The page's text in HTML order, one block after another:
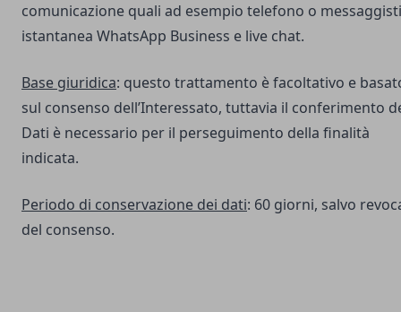
comunicazione quali ad esempio telefono o
istantanea WhatsApp Business e live chat.
Base giuridica: questo trattamento è facoltativo e
sul consenso dell’Interessato, tuttavia il conferimento
Dati è necessario per il perseguimento della finalità
indicata.
Periodo di conservazione dei dati: 60 giorni, salvo
del consenso.